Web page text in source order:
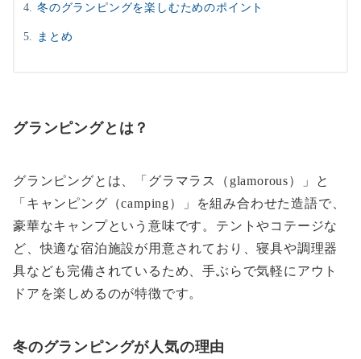
冬のグランピングを楽しむためのポイント
まとめ
グランピングとは？
グランピングとは、「グラマラス（glamorous）」と
「キャンピング（camping）」を組み合わせた造語で、
豪華なキャンプという意味です。テントやコテージな
ど、快適な宿泊施設が用意されており、寝具や調理器
具なども完備されているため、手ぶらで気軽にアウト
ドアを楽しめるのが特徴です。
冬のグランピングが人気の理由